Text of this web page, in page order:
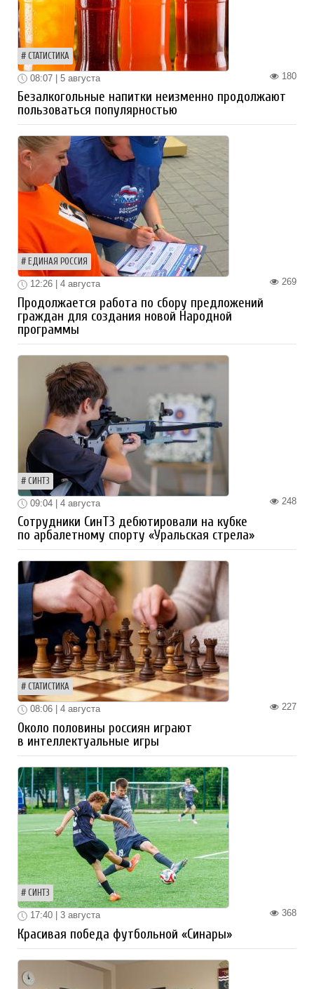
СТАТИСТИКА
180
08:07 | 5 августа
Безалкогольные напитки неизменно продолжают
пользоваться популярностью
ЕДИНАЯ РОССИЯ
269
12:26 | 4 августа
Продолжается работа по сбору предложений
граждан для создания новой Народной
программы
СИНТЗ
248
09:04 | 4 августа
Сотрудники СинТЗ дебютировали на кубке
по арбалетному спорту «Уральская стрела»
СТАТИСТИКА
227
08:06 | 4 августа
Около половины россиян играют
в интеллектуальные игры
СИНТЗ
368
17:40 | 3 августа
Красивая победа футбольной «Синары»